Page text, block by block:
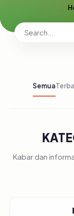
Semua
Kabar dan